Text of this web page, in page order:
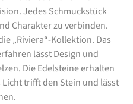
Jedes Schmuckstück
Charakter zu verbinden.
„Riviera“-Kollektion. Das
lässt Design und
Die Edelsteine erhalten
Licht trifft den Stein und lässt